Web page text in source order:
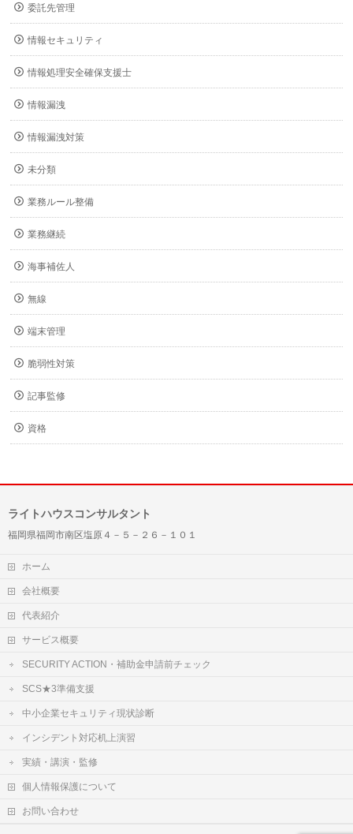
委託先管理
情報セキュリティ
情報処理安全確保支援士
情報漏洩
情報漏洩対策
未分類
業務ルール整備
業務継続
海事補佐人
無線
端末管理
脆弱性対策
記事監修
資格
ライトハウスコンサルタント
福岡県福岡市南区塩原４－５－２６－１０１
ホーム
会社概要
代表紹介
サービス概要
SECURITY ACTION・補助金申請前チェック
SCS★3準備支援
中小企業セキュリティ現状診断
インシデント対応机上演習
実績・講演・監修
個人情報保護について
お問い合わせ